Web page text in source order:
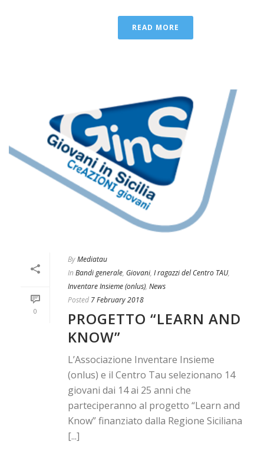
READ MORE
0
ByMediatau
In Bandi generale, Giovani, I ragazzi del Centro TAU,
Inventare Insieme (onlus), News
Posted 7 February 2018
PROGETTO “LEARN AND
KNOW”
L’Associazione Inventare Insieme
(onlus) e il Centro Tau selezionano 14
giovani dai 14 ai 25 anni che
parteciperanno al progetto “Learn and
Know” finanziato dalla Regione Siciliana
[...]